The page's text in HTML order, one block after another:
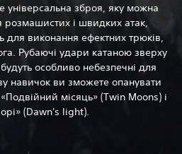
універсальна зброя, яку можна
розмашистих і швидких атак,
для виконання ефектних трюків,
Рубаючі удари катаною зверху
особливо небезпечні для
навичок ви зможете опанувати
місяць» (Twin Moons) і
(Dawn's light).